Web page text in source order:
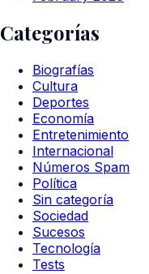
Categorías
Biografías
Cultura
Deportes
Economía
Entretenimiento
Internacional
Números Spam
Política
Sin categoría
Sociedad
Sucesos
Tecnología
Tests